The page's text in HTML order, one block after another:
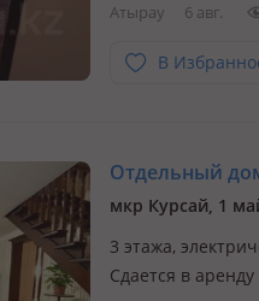
Атырау
6 авг.
В
Отдельный дом
мкр Курсай, 1
3 этажа,
Сдается в